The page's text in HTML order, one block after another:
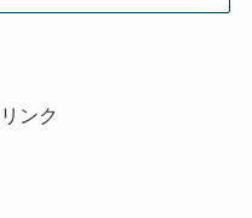
ンク